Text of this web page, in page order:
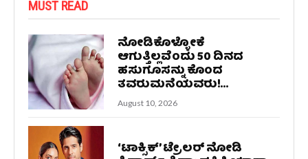
MUST READ
ನೋಡಿಕೊಳ್ಳೋಕೆ
ಆಗುತ್ತಿಲ್ಲವೆಂದು 50 ದಿನದ
ಹಸುಗೂಸನ್ನು ಕೊಂದ
ತವರುಮನೆಯವರು!...
August 10, 2026
‘ಟಾಕ್ಸಿಕ್’ ಟ್ರೇಲರ್ ನೋಡಿ